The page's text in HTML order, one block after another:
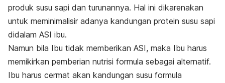
produk susu sapi dan turunannya. Hal ini dikarenakan
untuk meminimalisir adanya kandungan protein susu sapi
didalam ASI ibu.
Namun bila Ibu tidak memberikan ASI, maka Ibu harus
memikirkan pemberian nutrisi formula sebagai alternatif.
Ibu harus cermat akan kandungan susu formula